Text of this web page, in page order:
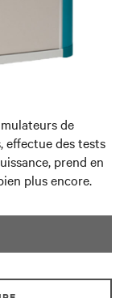
de
effectue des tests
prend en
plus encore.